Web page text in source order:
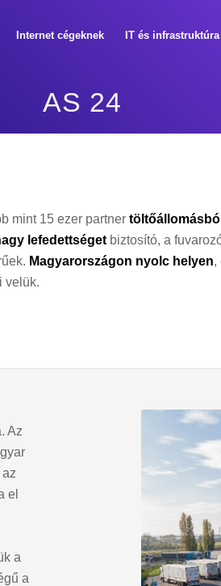
Internet cégeknek IT és infrastruktúra
AS 24
mint 15 ezer partner töltőállomásból
lefedettséget biztosító, a
Magyarországon nyolc helyen,
velük.
Az
el
a
a